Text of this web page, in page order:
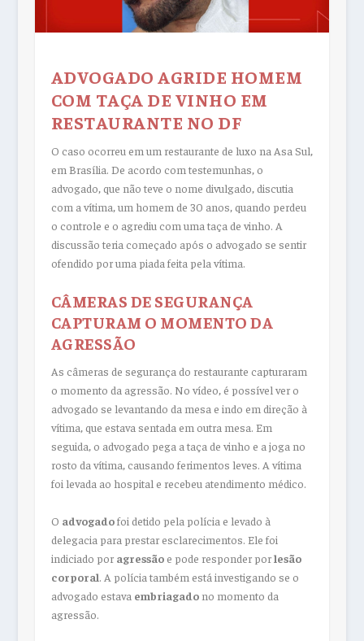
ADVOGADO AGRIDE HOMEM
COM TAÇA DE VINHO EM
RESTAURANTE NO DF
O caso ocorreu em um restaurante de luxo na Asa Sul,
em Brasília. De acordo com testemunhas, o
advogado, que não teve o nome divulgado, discutia
com a vítima, um homem de 30 anos, quando perdeu
o controle e o agrediu com uma taça de vinho. A
discussão teria começado após o advogado se sentir
ofendido por uma piada feita pela vítima.
CÂMERAS DE SEGURANÇA
CAPTURAM O MOMENTO DA
AGRESSÃO
As câmeras de segurança do restaurante capturaram
o momento da agressão. No vídeo, é possível ver o
advogado se levantando da mesa e indo em direção à
vítima, que estava sentada em outra mesa. Em
seguida, o advogado pega a taça de vinho e a joga no
rosto da vítima, causando ferimentos leves. A vítima
foi levada ao hospital e recebeu atendimento médico.
O advogadofoi detido pela polícia e levado à
delegacia para prestar esclarecimentos. Ele foi
indiciado por agressãoe pode responder porlesão
corporal. A polícia também está investigando se o
advogado estava embriagadono momento da
agressão.